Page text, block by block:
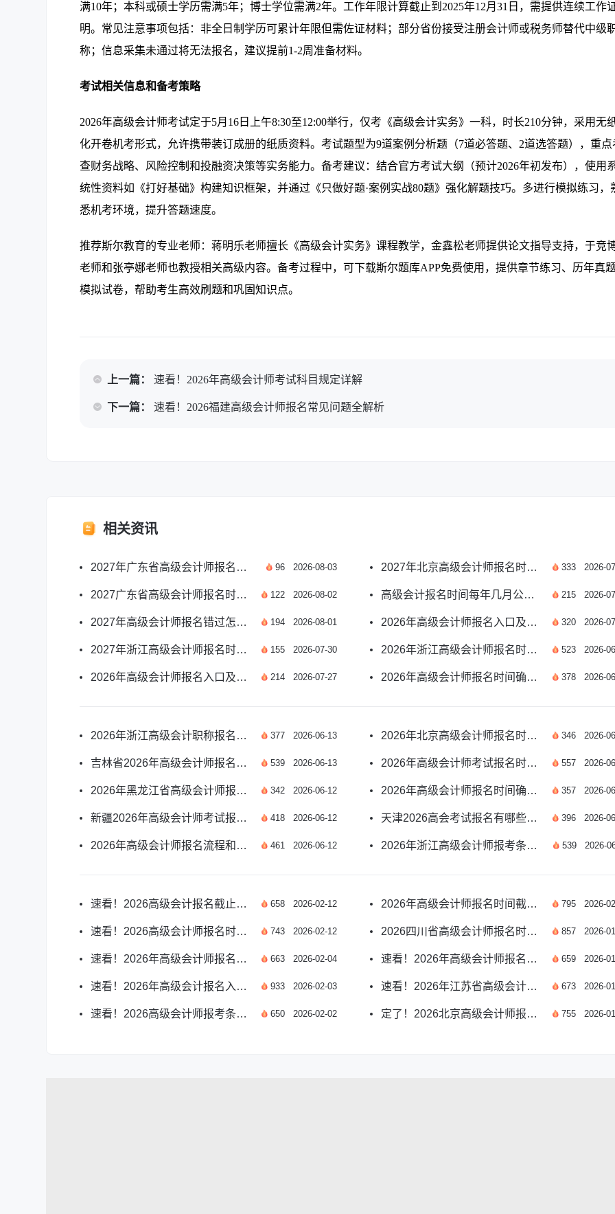
满10年；本科或硕士学历需满5年；博士学位需满2年。工作年限计算截止到2025年12月31日，需提供连续工作
明。常见注意事项包括：非全日制学历可累计年限但需佐证材料；部分省份接受注册会计师或税务师替代中级
称；信息采集未通过将无法报名，建议提前1-2周准备材料。
考试相关信息和备考策略
2026年高级会计师考试定于5月16日上午8:30至12:00举行，仅考《高级会计实务》一科，时长210分钟，采用无
化开卷机考形式，允许携带装订成册的纸质资料。考试题型为9道案例分析题（7道必答题、2道选答题），重点
查财务战略、风险控制和投融资决策等实务能力。备考建议：结合官方考试大纲（预计2026年初发布），使用
统性资料如《打好基础》构建知识框架，并通过《只做好题·案例实战80题》强化解题技巧。多进行模拟练习，
悉机考环境，提升答题速度。
推荐斯尔教育的专业老师：蒋明乐老师擅长《高级会计实务》课程教学，金鑫松老师提供论文指导支持，于竞
老师和张亭娜老师也教授相关高级内容。备考过程中，可下载斯尔题库APP免费使用，提供章节练习、历年真
模拟试卷，帮助考生高效刷题和巩固知识点。
上一篇： 速看！2026年高级会计师考试科目规定详解
下一篇： 速看！2026福建高级会计师报名常见问题全解析
相关资讯
2027年广东省高级会计师报名月份及报考要点一览 96 2026-08-03
2027广东省高级会计师报名时间及报考要点汇总 122 2026-08-02
2027年高级会计师报名错过怎么办？应对方案汇总 194 2026-08-01
2027年浙江高级会计师报名时间及报考安排汇总 155 2026-07-30
2026年高级会计师报名入口及报名时间安排详解 214 2026-07-27
2027年北京高级会计师报名时间预测及报考指南 333 2026-
高级会计报名时间每年几月公布？附2026年安排 215 2026-
2026年高级会计师报名入口及报名时间如何安排？ 320 2026-
2026年浙江高级会计师报名时间及条件有哪些？ 523 2026-
2026年高级会计师报名时间确定了吗？速看 378 2026-
2026年浙江高级会计职称报名时间是哪天？ 377 2026-06-13
吉林省2026年高级会计师报名须知有哪些？ 539 2026-06-13
2026年黑龙江省高级会计师报名时间是哪天？ 342 2026-06-12
新疆2026年高级会计师考试报名须知有哪些？ 418 2026-06-12
2026年高级会计师报名流程和步骤是什么？ 461 2026-06-12
2026年北京高级会计师报名时间确定了吗？ 346 2026-
2026年高级会计师考试报名时间公布了吗？ 557 2026-
2026年高级会计师报名时间确定了吗？速看 357 2026-
天津2026高会考试报名有哪些重要提示？ 396 2026-
2026年浙江高级会计师报考条件和时间是什么？ 539 2026-
速看！2026高级会计报名截止时间详解 658 2026-02-12
速看！2026高级会计师报名时间一般在几月 743 2026-02-12
速看！2026年高级会计师报名时间及流程指南 663 2026-02-04
速看！2026年高级会计报名入口关闭时间指南 933 2026-02-03
速看！2026高级会计师报考条件及时间公布详情 650 2026-02-02
2026年高级会计师报名时间截止了吗？新政策指南 795 2026-
2026四川省高级会计师报名时间在哪天？ 857 2026-
速看！2026年高级会计师报名时间及关键指南 659 2026-
速看！2026年江苏省高级会计师报名时间指南 673 2026-
定了！2026北京高级会计师报名时间详解 755 2026-